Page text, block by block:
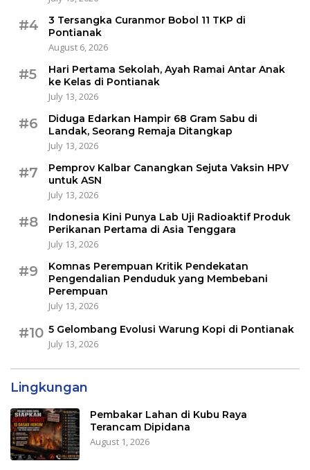
#4
3 Tersangka Curanmor Bobol 11 TKP di
Pontianak
August 6, 2026
#5
Hari Pertama Sekolah, Ayah Ramai Antar Anak
ke Kelas di Pontianak
July 13, 2026
#6
Diduga Edarkan Hampir 68 Gram Sabu di
Landak, Seorang Remaja Ditangkap
July 13, 2026
#7
Pemprov Kalbar Canangkan Sejuta Vaksin HPV
untuk ASN
July 13, 2026
#8
Indonesia Kini Punya Lab Uji Radioaktif Produk
Perikanan Pertama di Asia Tenggara
July 13, 2026
#9
Komnas Perempuan Kritik Pendekatan
Pengendalian Penduduk yang Membebani
Perempuan
July 13, 2026
#10 5 Gelombang Evolusi Warung Kopi di Pontianak
July 13, 2026
Lingkungan
Pembakar Lahan di Kubu Raya
Terancam Dipidana
August 1, 2026